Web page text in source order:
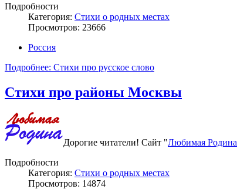
Подробности
Категория: Стихи о родных местах
Просмотров: 23666
Россия
Подробнее: Стихи про русское слово
Стихи про районы Москвы
Дорогие читатели! Сайт "Любимая Родина
Подробности
Категория: Стихи о родных местах
Просмотров: 14874